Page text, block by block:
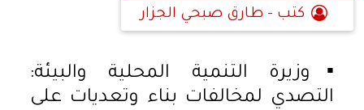
كتب - طارق صبحي الجزار
▪︎وزيرة التنمية المحلية والبيئة:
التصدي لمخالفات بناء وتعديات على